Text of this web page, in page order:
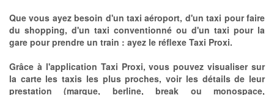
Que vous ayez besoin d'un taxi aéroport, d'un taxi pour faire
du shopping, d'un taxi conventionné ou d'un taxi pour la
gare pour prendre un train : ayez le réflexe Taxi Proxi.
Grâce à l'application Taxi Proxi, vous pouvez visualiser sur
la carte les taxis les plus proches, voir les détails de leur
prestation (marque, berline, break ou monospace,